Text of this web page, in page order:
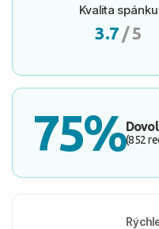
Kvalita spánku
3.7 / 5
75%(852